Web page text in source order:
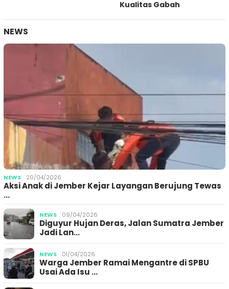
Kualitas Gabah
NEWS
NEWS 20/04/2026
Aksi Anak di Jember Kejar Layangan Berujung Tewas
…
NEWS 09/04/2026
Diguyur Hujan Deras, Jalan Sumatra Jember
Jadi Lan…
NEWS 01/04/2026
Warga Jember Ramai Mengantre di SPBU
Usai Ada Isu …